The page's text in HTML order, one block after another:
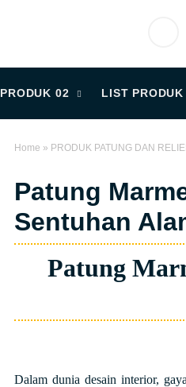
02 LIST
Home » PRODUK PATUNG DAN
Patung
Sentuhan
Patung
Dalam dunia desain interior,